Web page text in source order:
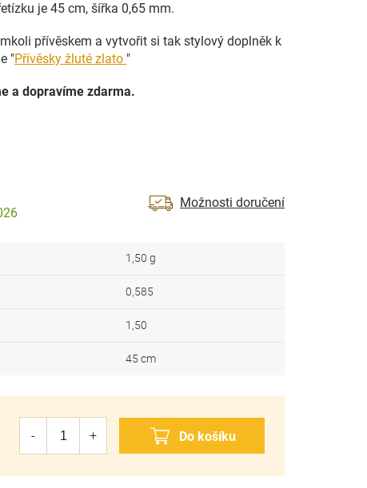
je 45 cm, šířka 0,65 mm.
přívěskem a vytvořit si tak stylový doplněk k
"Přívěsky žluté zlato "
a dopravíme zdarma.
Možnosti doručení
1,50 g
0,585
1,50
45 cm